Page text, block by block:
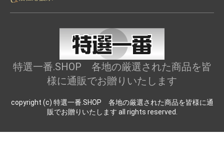
特選一番.SHOP 各地の厳選された商品を皆
様に通販でお贈りいたします
copyright (c) 特選一番.SHOP 各地の厳選された商品を皆様に通
販でお贈りいたします all rights reserved.